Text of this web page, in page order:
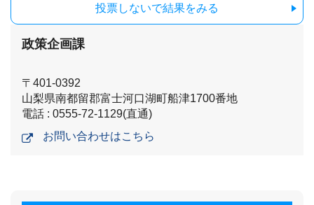
投票しないで結果をみる
政策企画課
〒401-0392
山梨県南都留郡富士河口湖町船津1700番地
電話 : 0555-72-1129(直通)
お問い合わせはこちら